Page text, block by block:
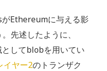
Ethereumに与える影
先述したように、
してblobを用いてい
イヤー2のトランザク